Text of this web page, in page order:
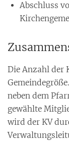
Abschluss
Die Anzahl der
neben dem
gewählte
wird der KV